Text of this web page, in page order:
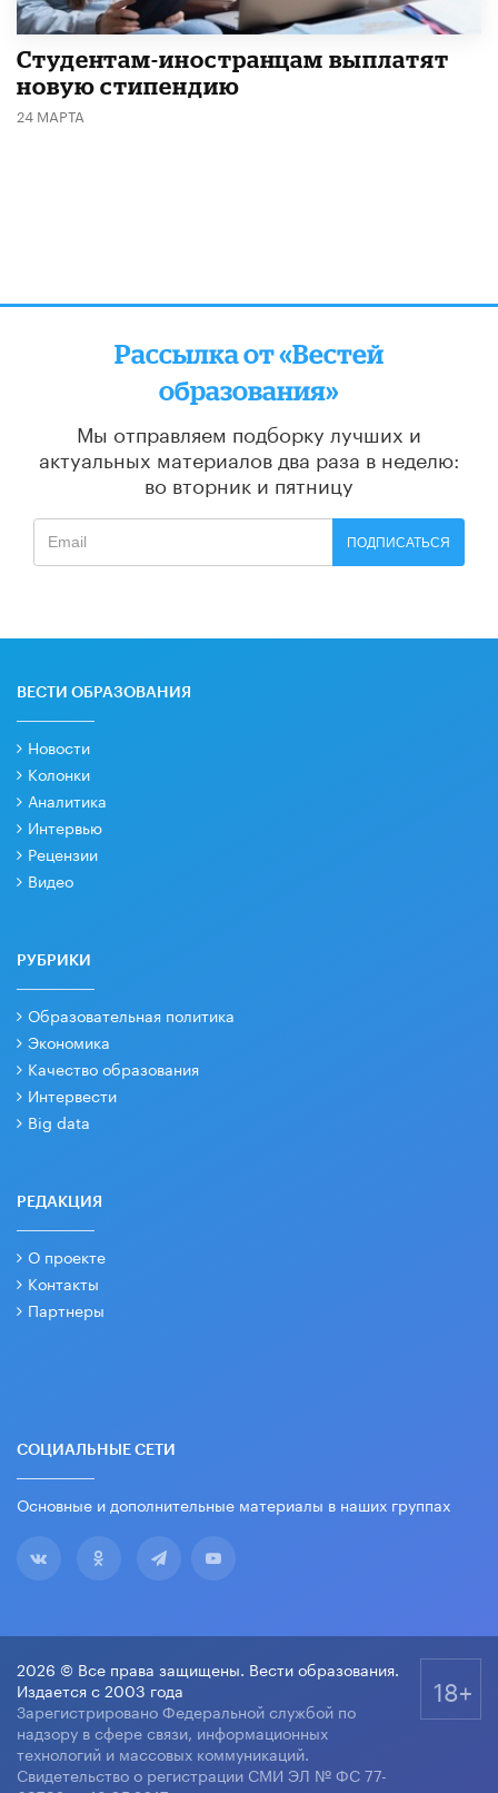
Студентам-иностранцам выплатят
новую стипендию
24 МАРТА
Рассылка от «Вестей
образования»
Мы отправляем подборку лучших и
актуальных материалов два раза в неделю:
во вторник и пятницу
ПОДПИСАТЬСЯ
ВЕСТИ ОБРАЗОВАНИЯ
Новости
Колонки
Аналитика
Интервью
Рецензии
Видео
РУБРИКИ
Образовательная политика
Экономика
Качество образования
Интервести
Big data
РЕДАКЦИЯ
О проекте
Контакты
Партнеры
СОЦИАЛЬНЫЕ СЕТИ
Основные и дополнительные материалы в наших группах
2026 © Все права защищены. Вести образования.
Издается с 2003 года
Зарегистрировано Федеральной службой по
надзору в сфере связи, информационных
технологий и массовых коммуникаций.
Свидетельство о регистрации СМИ ЭЛ № ФС 77-
18+